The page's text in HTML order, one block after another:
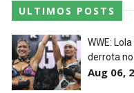
ULTIMOS POSTS
WWE:
derrota
Aug 06,